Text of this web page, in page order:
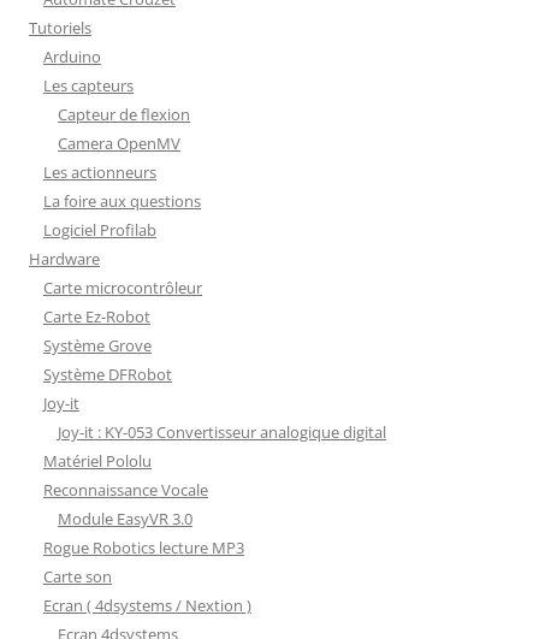
Tutoriels
Arduino
Les capteurs
Capteur de flexion
Camera OpenMV
Les actionneurs
La foire aux questions
Logiciel Profilab
Hardware
Carte microcontrôleur
Carte Ez-Robot
Système Grove
Système DFRobot
Joy-it
Joy-it : KY-053 Convertisseur analogique digital
Matériel Pololu
Reconnaissance Vocale
Module EasyVR 3.0
Rogue Robotics lecture MP3
Carte son
Ecran ( 4dsystems / Nextion )
Ecran 4dsystems